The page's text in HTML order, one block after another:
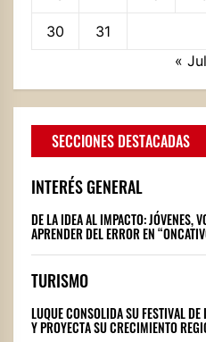
30
31
« Jul
SECCIONES DESTACADAS
INTERÉS GENERAL
DE LA IDEA AL IMPACTO: JÓVENES,
APRENDER DEL ERROR EN
TURISMO
LUQUE CONSOLIDA SU FESTIVAL
Y PROYECTA SU CRECIMIENTO